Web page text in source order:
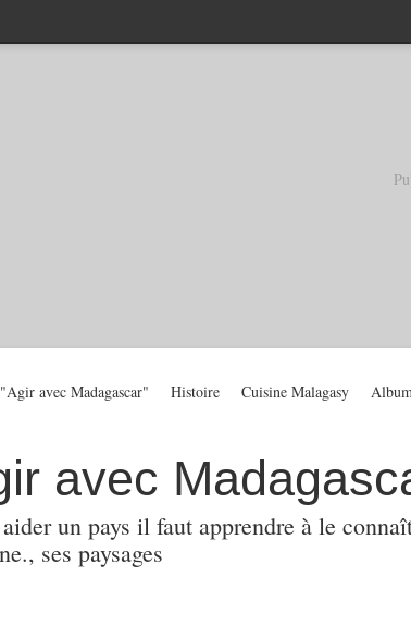
avec
un pays il faut apprendre à le
ses paysages
"Agir avec Madagascar" Histoire Cuisine Malagasy